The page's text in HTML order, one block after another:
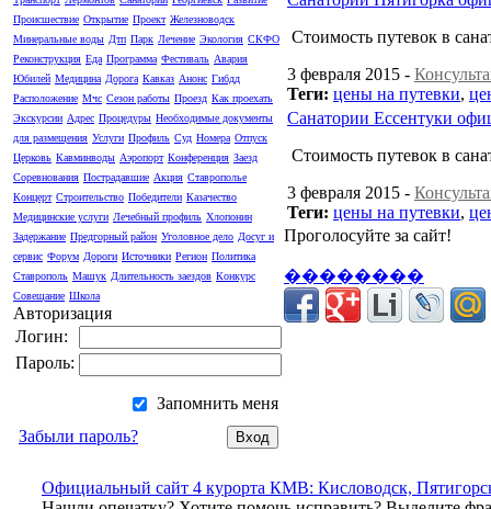
Происшествие Открытие Проект Железноводск
Минеральные воды Дтп Парк Лечение Экология СКФО
Реконструкция Еда Программа Фестиваль Авария
Юбилей Медицина Дорога Кавказ Анонс Гибдд
Расположение Мчс Сезон работы Проезд Как проехать
Экскурсии Адрес Процедуры Необходимые документы
для размещения Услуги Профиль Суд Номера Отпуск
Церковь Кавминводы Аэропорт Конференция Заезд
Соревнования Пострадавшие Акция Ставрополье
Концерт Строительство Победители Казачество
Медицинские услуги Лечебный профиль Хлопонин
Задержание Предгорный район Уголовное дело Досуг и
сервис Форум Дороги Источники Регион Политика
Ставрополь Машук Длительность заездов Конкурс
Совещание Школа
Авторизация
Логин:
Пароль:
Запомнить меня
Забыли пароль?
Стоимость путевок в
3 февраля 2015 -
Теги: цены на путевки,
Санатории Ессентуки
Стоимость путевок в
3 февраля 2015 -
Теги: цены на путевки,
Проголосуйте за сайт!
��������
Официальный сайт 4 курорта КМВ: Кисловодск,